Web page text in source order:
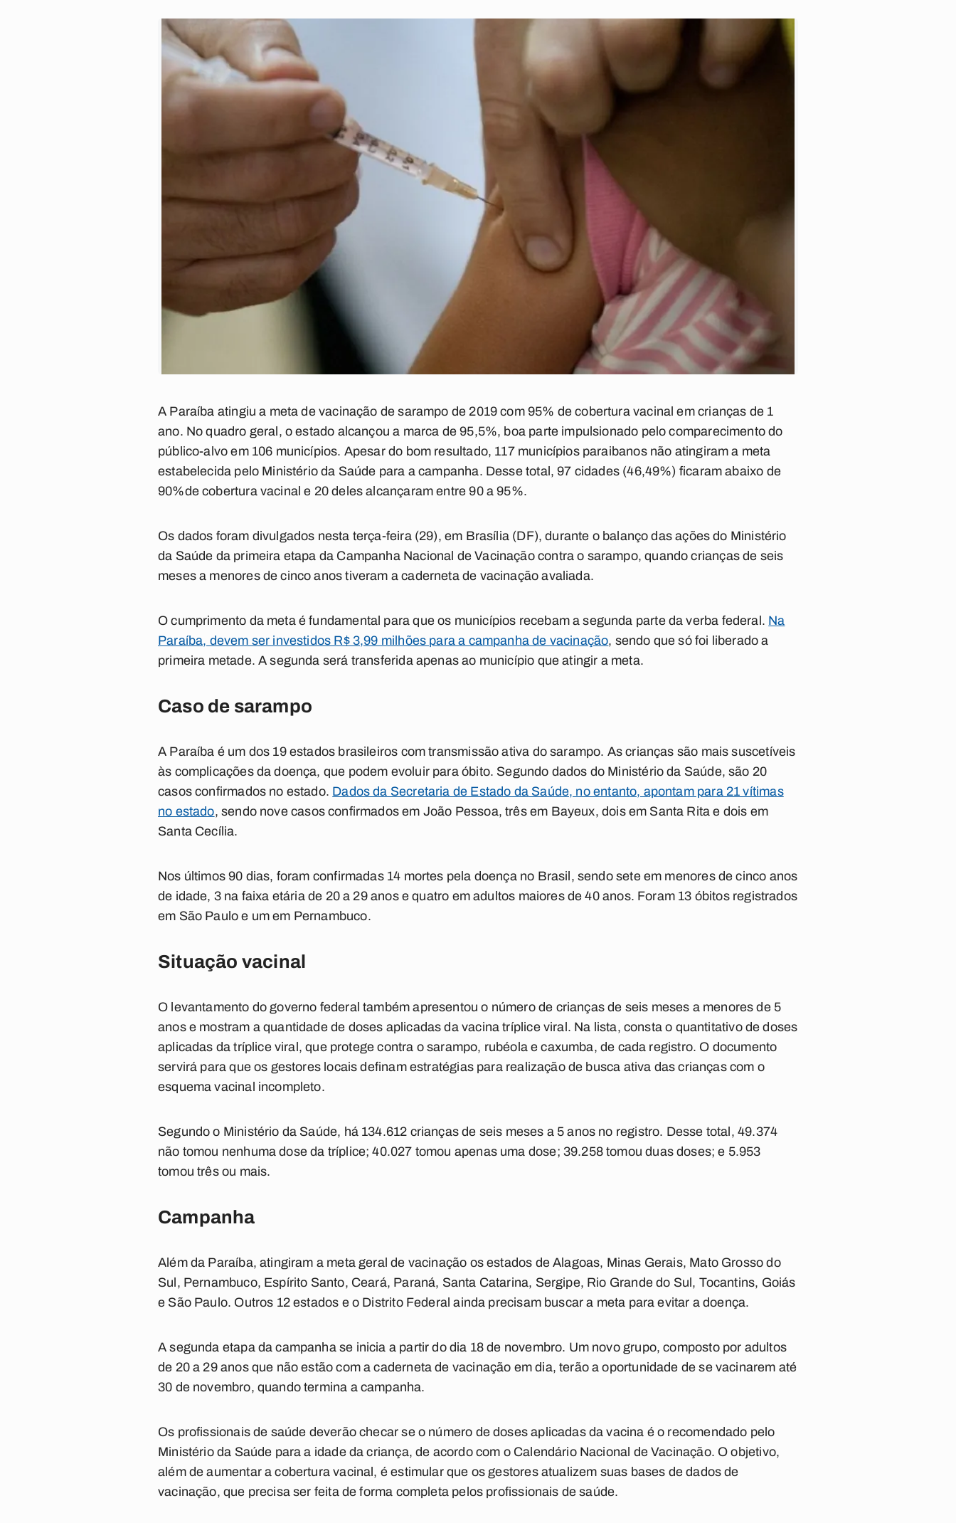
A Paraíba atingiu a meta de vacinação de sarampo de 2019 com 95% de cobertura vacinal em crianças de 1
ano. No quadro geral, o estado alcançou a marca de 95,5%, boa parte impulsionado pelo comparecimento do
público-alvo em 106 municípios. Apesar do bom resultado, 117 municípios paraibanos não atingiram a meta
estabelecida pelo Ministério da Saúde para a campanha. Desse total, 97 cidades (46,49%) ficaram abaixo de
90%de cobertura vacinal e 20 deles alcançaram entre 90 a 95%.
Os dados foram divulgados nesta terça-feira (29), em Brasília (DF), durante o balanço das ações do Ministério
da Saúde da primeira etapa da Campanha Nacional de Vacinação contra o sarampo, quando crianças de seis
meses a menores de cinco anos tiveram a caderneta de vacinação avaliada.
O cumprimento da meta é fundamental para que os municípios recebam a segunda parte da verba federal. Na
Paraíba, devem ser investidos R$ 3,99 milhões para a campanha de vacinação, sendo que só foi liberado a
primeira metade. A segunda será transferida apenas ao município que atingir a meta.
Caso de sarampo
A Paraíba é um dos 19 estados brasileiros com transmissão ativa do sarampo. As crianças são mais suscetíveis
às complicações da doença, que podem evoluir para óbito. Segundo dados do Ministério da Saúde, são 20
casos confirmados no estado. Dados da Secretaria de Estado da Saúde, no entanto, apontam para 21 vítimas
no estado, sendo nove casos confirmados em João Pessoa, três em Bayeux, dois em Santa Rita e dois em
Santa Cecília.
Nos últimos 90 dias, foram confirmadas 14 mortes pela doença no Brasil, sendo sete em menores de cinco anos
de idade, 3 na faixa etária de 20 a 29 anos e quatro em adultos maiores de 40 anos. Foram 13 óbitos registrados
em São Paulo e um em Pernambuco.
Situação vacinal
O levantamento do governo federal também apresentou o número de crianças de seis meses a menores de 5
anos e mostram a quantidade de doses aplicadas da vacina tríplice viral. Na lista, consta o quantitativo de doses
aplicadas da tríplice viral, que protege contra o sarampo, rubéola e caxumba, de cada registro. O documento
servirá para que os gestores locais definam estratégias para realização de busca ativa das crianças com o
esquema vacinal incompleto.
Segundo o Ministério da Saúde, há 134.612 crianças de seis meses a 5 anos no registro. Desse total, 49.374
não tomou nenhuma dose da tríplice; 40.027 tomou apenas uma dose; 39.258 tomou duas doses; e 5.953
tomou três ou mais.
Campanha
Além da Paraíba, atingiram a meta geral de vacinação os estados de Alagoas, Minas Gerais, Mato Grosso do
Sul, Pernambuco, Espírito Santo, Ceará, Paraná, Santa Catarina, Sergipe, Rio Grande do Sul, Tocantins, Goiás
e São Paulo. Outros 12 estados e o Distrito Federal ainda precisam buscar a meta para evitar a doença.
A segunda etapa da campanha se inicia a partir do dia 18 de novembro. Um novo grupo, composto por adultos
de 20 a 29 anos que não estão com a caderneta de vacinação em dia, terão a oportunidade de se vacinarem até
30 de novembro, quando termina a campanha.
Os profissionais de saúde deverão checar se o número de doses aplicadas da vacina é o recomendado pelo
Ministério da Saúde para a idade da criança, de acordo com o Calendário Nacional de Vacinação. O objetivo,
além de aumentar a cobertura vacinal, é estimular que os gestores atualizem suas bases de dados de
vacinação, que precisa ser feita de forma completa pelos profissionais de saúde.